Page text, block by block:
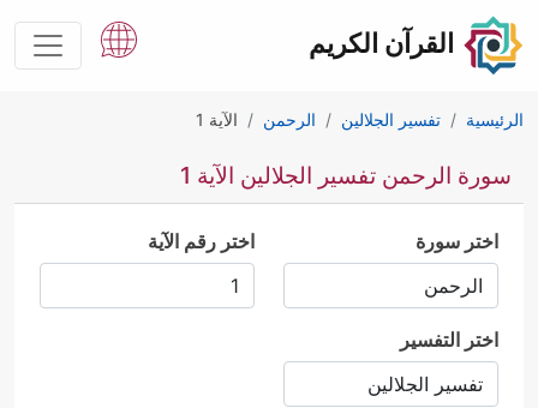
القرآن الكريم
الرئيسية تفسير الجلالين الرحمن الآية 1
سورة الرحمن تفسير الجلالين الآية 1
اختر سورة اختر رقم الآية
اختر التفسير